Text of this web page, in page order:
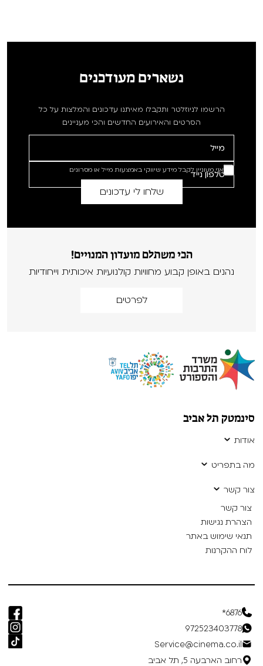
נשארים מעודכנים
הרשמו לניוזלטר ותקבלו מאיתנו עדכונים והמלצות על כל
הסרטים והאירועים החדשים והכי מעניינים
אני מעוניין לקבל מידע שיווקי באמצעות מייל או מסרונים
הכי משתלם מועדון המנויים!
נהנים באופן קבוע מחוויות קולנועיות איכותית וייחודיות
לפרטים
סינמטק תל אביב
אודות
מה בתפריט
צור קשר
צור קשר
הצהרת נגישות
תנאי שימוש באתר
לוח ההקרנות
6876*
972523403778
Service@cinema.co.il
רחוב הארבעה 5, תל אביב